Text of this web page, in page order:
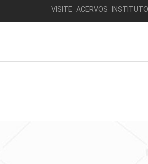
VISITE ACERVOS INSTITUTO